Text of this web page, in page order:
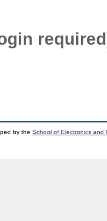
by theSchool of Electronics and